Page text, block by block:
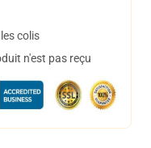
colis
n'est pas reçu